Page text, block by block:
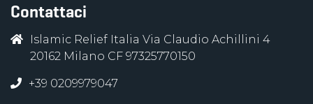
Contattaci
Islamic Relief Italia Via Claudio Achillini 4
20162 Milano CF 97325770150
+39 0209979047